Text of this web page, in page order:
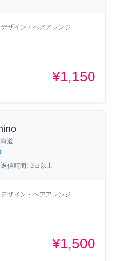
ザイン・ヘアアレンジ
¥1,150
道
信時間: 3日以上
ザイン・ヘアアレンジ
¥1,500